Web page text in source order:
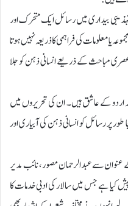
بیداری میں رسائل ایک متحرک اور
یا معلومات کی فراہمی کا ذریعہ نہیں ہوتا
عصری مباحث کے ذریعے انسانی ذہن کو جلا
اردو کے عاشق ہیں۔ ان کی تحریروں میں
پر رسائل کو انسانی ذہن کی آبیاری اور
عنوان سے عبدالرحمان مصور، نائب مدیر
کیا ہے جس میں سالار کی ادبی خدمات کا